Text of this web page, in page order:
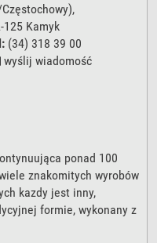
125 Kamyk
(34) 318 39 00
wyślij wiadomość
ponad 100
znakomitych wyrobów
kazdy jest inny,
formie, wykonany z